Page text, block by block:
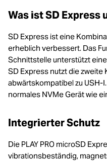
Was ist SD
SD Express ist eine
erheblich verbessert. Das
Schnittstelle unterstützt
SD Express nutzt die
abwärtskompatibel zu USH-
normales NVMe Gerät wie
Integrierter Schutz
Die PLAY PRO microSD
vibrationsbeständig,